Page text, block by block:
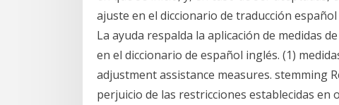
ajuste en el diccionario de traducción
La ayuda respalda la aplicación de medidas
en el diccionario de español inglés. (1)
adjustment assistance measures. stemming
perjuicio de las restricciones establecidas